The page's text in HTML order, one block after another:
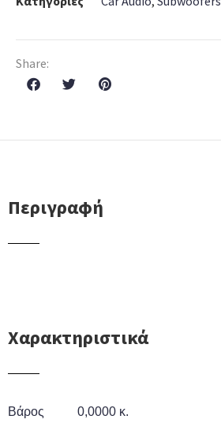
Share:
Περιγραφή
Χαρακτηριστικά
Βάρος
0,0000 κ.